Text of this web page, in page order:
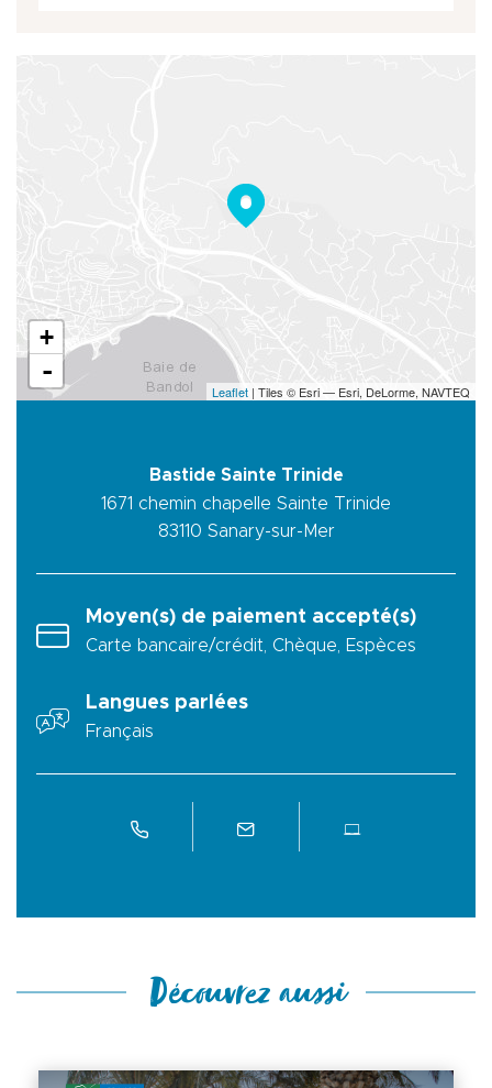
+
-
Leaflet | Tiles © Esri — Esri, DeLorme, NAVTEQ
Bastide Sainte Trinide
1671 chemin chapelle Sainte Trinide
83110 Sanary-sur-Mer
Moyen(s) de paiement accepté(s)
Carte bancaire/crédit, Chèque, Espèces
Langues parlées
Français
Découvrez aussi